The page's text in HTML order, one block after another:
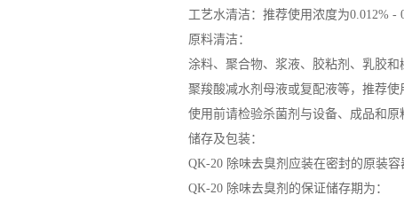
工艺水清洁：推荐使用浓度为0.012% -
原料清洁：
涂料、聚合物、浆液、胶粘剂、乳胶和
聚羧酸减水剂母液或复配液等，推荐使
使用前请检验杀菌剂与设备、成品和原
储存及包装：
QK-20 除味去臭剂应装在密封的原装
QK-20 除味去臭剂的保证储存期为：